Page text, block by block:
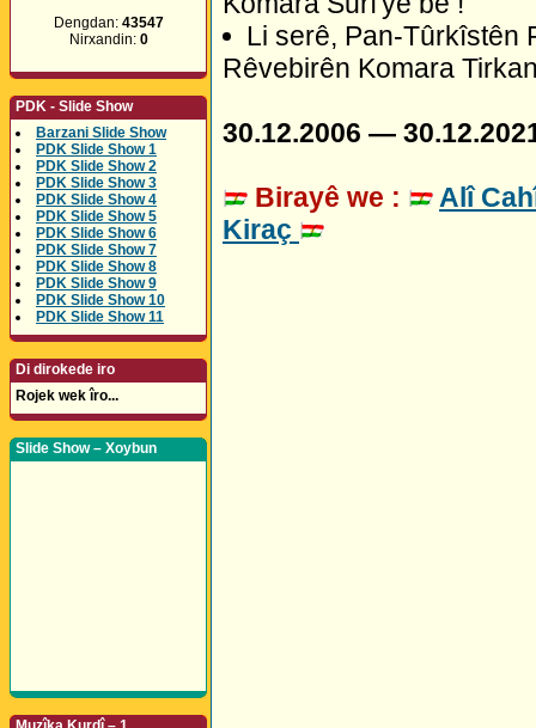
Dengdan: 43547
Nirxandin: 0
PDK - Slide Show
Barzani Slide Show
PDK Slide Show 1
PDK Slide Show 2
PDK Slide Show 3
PDK Slide Show 4
PDK Slide Show 5
PDK Slide Show 6
PDK Slide Show 7
PDK Slide Show 8
PDK Slide Show 9
PDK Slide Show 10
PDK Slide Show 11
Di dirokede iro
Rojek wek îro...
Slide Show – Xoybun
Li serê, Pan-Tûrkîstên
Rêvebirên Komara
30.12.2006 —
Birayê we :
Alî
Kiraç